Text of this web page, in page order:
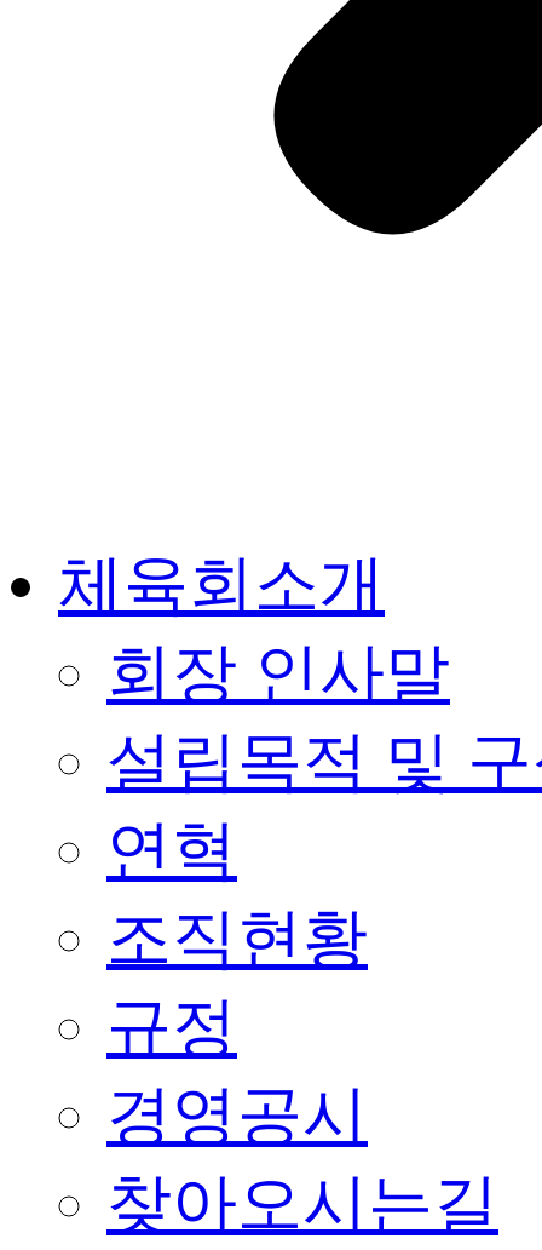
체육회소개
회장 인사말
설립목적 및
연혁
조직현황
규정
경영공시
찾아오시는길